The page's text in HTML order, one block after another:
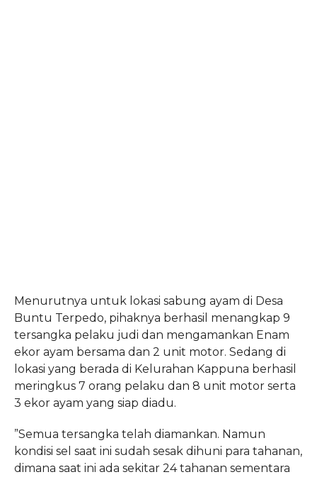
Menurutnya untuk lokasi sabung ayam di Desa
Buntu Terpedo, pihaknya berhasil menangkap 9
tersangka pelaku judi dan mengamankan Enam
ekor ayam bersama dan 2 unit motor. Sedang di
lokasi yang berada di Kelurahan Kappuna berhasil
meringkus 7 orang pelaku dan 8 unit motor serta
3 ekor ayam yang siap diadu.
”Semua tersangka telah diamankan. Namun
kondisi sel saat ini sudah sesak dihuni para tahanan,
dimana saat ini ada sekitar 24 tahanan sementara